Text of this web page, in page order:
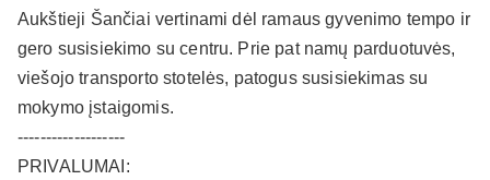
Aukštieji Šančiai vertinami dėl ramaus gyvenimo tempo ir
gero susisiekimo su centru. Prie pat namų parduotuvės,
viešojo transporto stotelės, patogus susisiekimas su
mokymo įstaigomis.
-------------------
PRIVALUMAI: